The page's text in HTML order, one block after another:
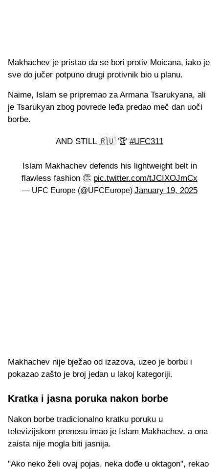
Makhachev je pristao da se bori protiv Moicana, iako je
sve do jučer potpuno drugi protivnik bio u planu.
Naime, Islam se pripremao za Armana Tsarukyana, ali
je Tsarukyan zbog povrede leđa predao meč dan uoči
borbe.
AND STILL 🇷🇺 🏆 #UFC311
Islam Makhachev defends his lightweight belt in
flawless fashion 👏 pic.twitter.com/tJCIXOJmCx
— UFC Europe (@UFCEurope) January 19, 2025
Makhachev nije bježao od izazova, uzeo je borbu i
pokazao zašto je broj jedan u lakoj kategoriji.
Kratka i jasna poruka nakon borbe
Nakon borbe tradicionalno kratku poruku u
televizijskom prenosu imao je Islam Makhachev, a ona
zaista nije mogla biti jasnija.
"Ako neko želi ovaj pojas, neka dođe u oktagon", rekao